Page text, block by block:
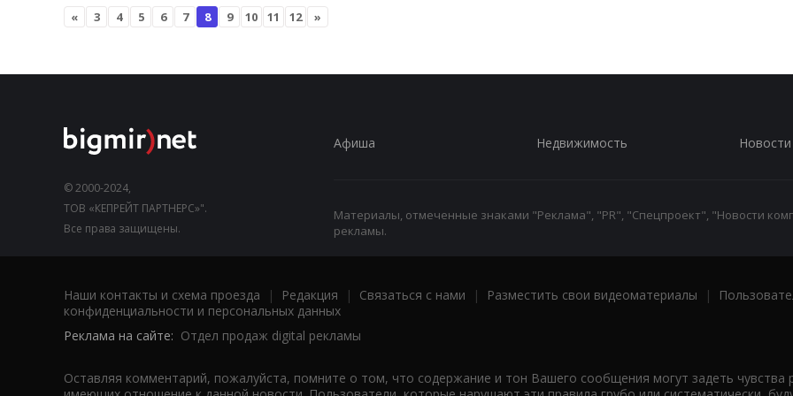
« 3 4 5 6 7 8 9 10 11 12 »
© 2000-2024,
ТОВ «КЕПРЕЙТ ПАРТНЕРС»".
Все права защищены.
Афиша Недвижимость Новости
Материалы, отмеченные знаками "Реклама", "PR", "Спецпроект", "Новости
рекламы.
Наши контакты и схема проезда | Редакция | Связаться с нами | Разместить свои видеоматериалы |
конфиденциальности и персональных данных
Реклама на сайте: Отдел продаж digital рекламы
Оставляя комментарий, пожалуйста, помните о том, что содержание и тон Вашего сообщения могут задеть чувства